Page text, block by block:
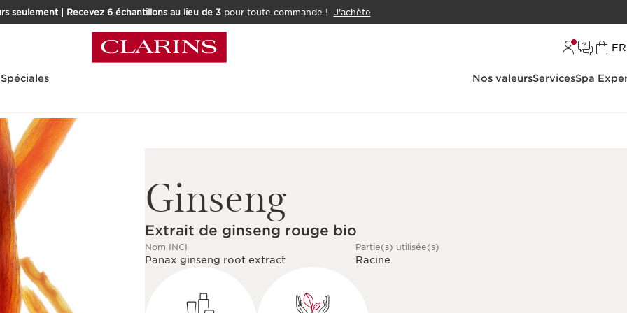
seulement | Recevez 6 échantillons au lieu de 3pour toute commande ! J'achète
FR
Nos valeursServicesSpa
Ginseng
Extrait de ginseng rouge bio
Nom INCI
Panax ginseng root extract
Partie(s) utilisée(s)
Racine